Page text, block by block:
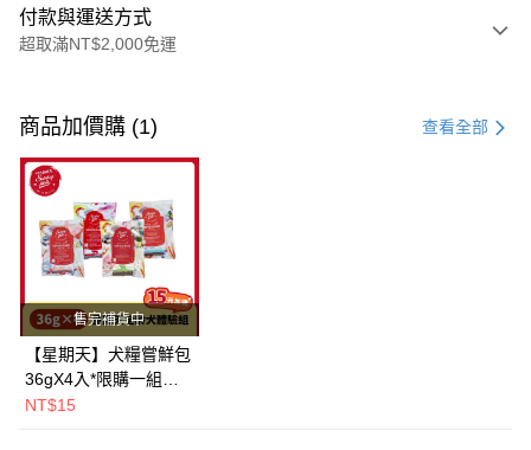
付款與運送方式
超取滿NT$2,000免運
信用卡一次付款
超商取貨付款
LINE Pay
Apple Pay
街口支付
悠遊付
Google Pay
商品加價購 (1) 查看全部
售完補貨中
【星期天】犬糧嘗鮮包
36gX4入*限購一組｜
鱈+鮭+牛+羊（效期
NT$15